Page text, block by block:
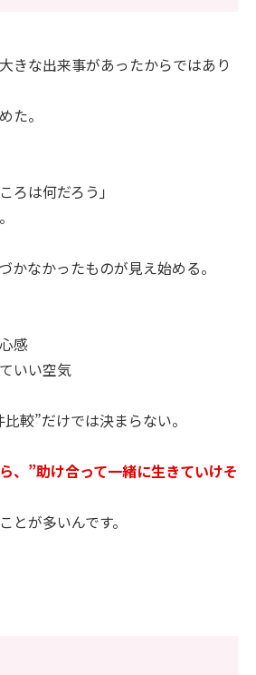
きな出来事があったからではあり
た。
ろは何だろう」
かなかったものが見え始める。
感
いい空気
較”だけでは決まらない。
、”助け合って一緒に生きていけそ
ことが多いんです。